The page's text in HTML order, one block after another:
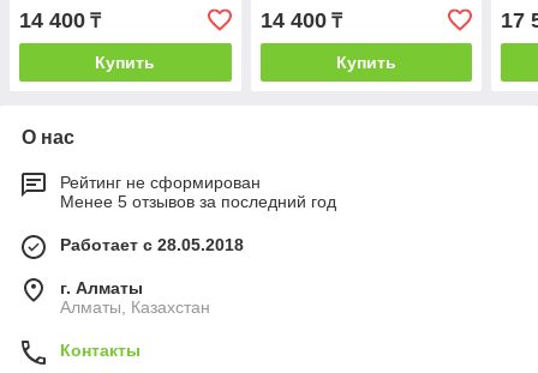
14 400 ₸
Купить
14 400₸
Купить
17
О нас
Рейтинг не сформирован
Менее 5 отзывов за последний год
Работает с 28.05.2018
г. Алматы
Алматы, Казахстан
Контакты